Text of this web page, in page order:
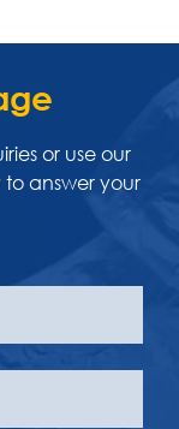
or use our
answer your